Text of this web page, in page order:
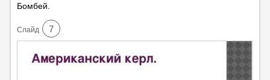
Бомбей.
Cлайд 7